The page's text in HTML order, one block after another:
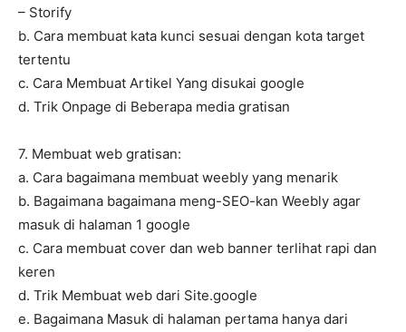
– Storify
b. Cara membuat kata kunci sesuai dengan kota target
tertentu
c. Cara Membuat Artikel Yang disukai google
d. Trik Onpage di Beberapa media gratisan
7. Membuat web gratisan:
a. Cara bagaimana membuat weebly yang menarik
b. Bagaimana bagaimana meng-SEO-kan Weebly agar
masuk di halaman 1 google
c. Cara membuat cover dan web banner terlihat rapi dan
keren
d. Trik Membuat web dari Site.google
e. Bagaimana Masuk di halaman pertama hanya dari